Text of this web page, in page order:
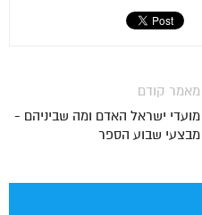
מאמר קודם
מועדי ישראל האדם ומה שביניהם -
מבצעי שבוע הספר